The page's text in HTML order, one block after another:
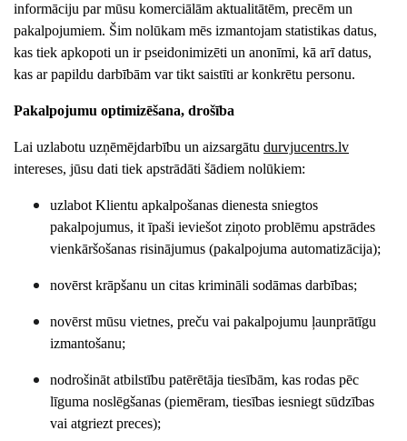
informāciju par mūsu komerciālām aktualitātēm, precēm un
pakalpojumiem. Šim nolūkam mēs izmantojam statistikas datus,
kas tiek apkopoti un ir pseidonimizēti un anonīmi, kā arī datus,
kas ar papildu darbībām var tikt saistīti ar konkrētu personu.
Pakalpojumu optimizēšana, drošība
Lai uzlabotu uzņēmējdarbību un aizsargātu durvjucentrs.lv
intereses, jūsu dati tiek apstrādāti šādiem nolūkiem:
uzlabot Klientu apkalpošanas dienesta sniegtos
pakalpojumus, it īpaši ieviešot ziņoto problēmu apstrādes
vienkāršošanas risinājumus (pakalpojuma automatizācija);
novērst krāpšanu un citas krimināli sodāmas darbības;
novērst mūsu vietnes, preču vai pakalpojumu ļaunprātīgu
izmantošanu;
nodrošināt atbilstību patērētāja tiesībām, kas rodas pēc
līguma noslēgšanas (piemēram, tiesības iesniegt sūdzības
vai atgriezt preces);